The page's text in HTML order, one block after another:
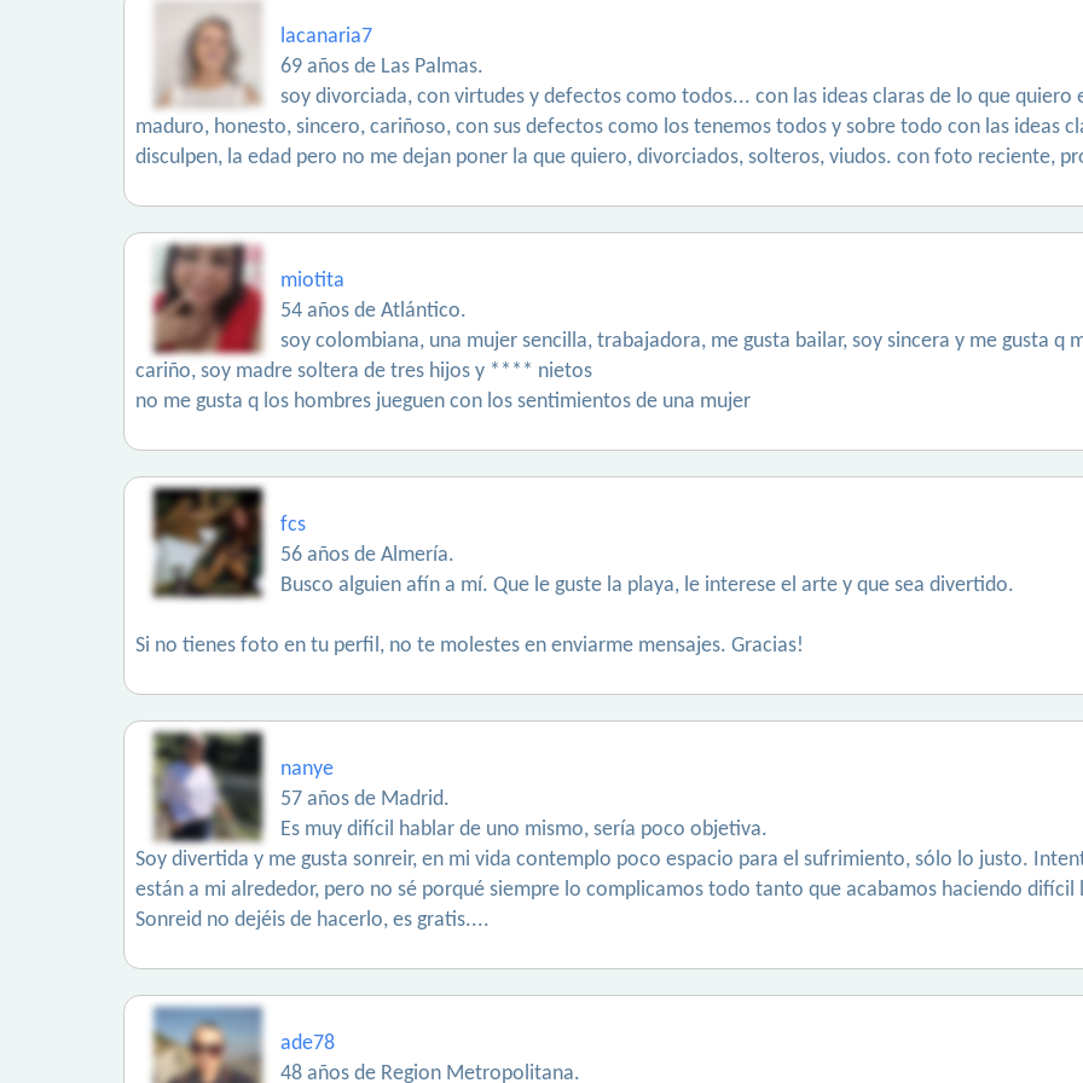
lacanaria7
69 años de Las Palmas.
soy divorciada, con virtudes y defectos como todos... con las ideas claras de lo que quiero
maduro, honesto, sincero, cariñoso, con sus defectos como los tenemos todos y sobre todo con las ideas
disculpen, la edad pero no me dejan poner la que quiero, divorciados, solteros, viudos. con foto reciente,
miotita
54 años de Atlántico.
soy colombiana, una mujer sencilla, trabajadora, me gusta bailar, soy sincera y me gusta q
cariño, soy madre soltera de tres hijos y **** nietos
no me gusta q los hombres jueguen con los sentimientos de una mujer
fcs
56 años de Almería.
Busco alguien afín a mí. Que le guste la playa, le interese el arte y que sea divertido.
Si no tienes foto en tu perfil, no te molestes en enviarme mensajes. Gracias!
nanye
57 años de Madrid.
Es muy difícil hablar de uno mismo, sería poco objetiva.
Soy divertida y me gusta sonreir, en mi vida contemplo poco espacio para el sufrimiento, sólo lo justo.
están a mi alrededor, pero no sé porqué siempre lo complicamos todo tanto que acabamos haciendo difícil
Sonreid no dejéis de hacerlo, es gratis....
ade78
48 años de Region Metropolitana.